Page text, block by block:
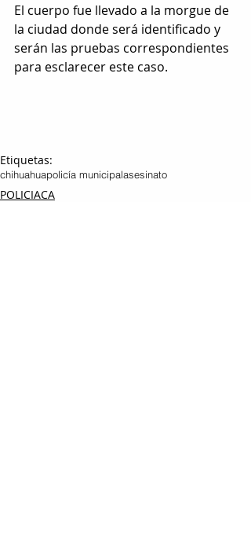
El cuerpo fue llevado a la morgue de
la ciudad donde será identificado y
serán las pruebas correspondientes
para esclarecer este caso.
Etiquetas:
chihuahuapolicía municipalasesinato
POLICIACA